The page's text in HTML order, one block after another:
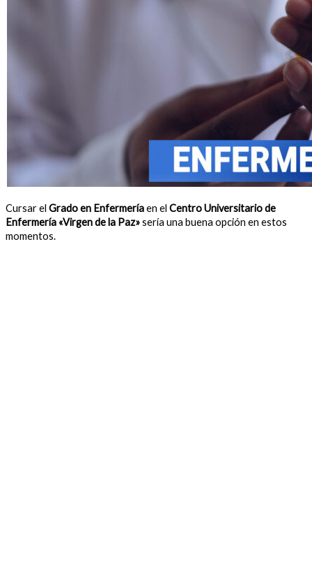
Cursar el Grado en Enfermeríaen el Centro Universitario de
Enfermería «Virgen de la Paz»sería una buena opción en estos
momentos.